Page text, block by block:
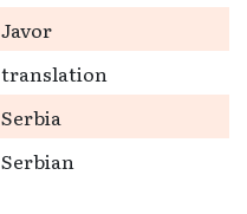
Javor
translation
Serbia
Serbian